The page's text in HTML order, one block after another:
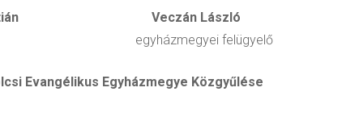
László
felügyelő
Közgyűlése